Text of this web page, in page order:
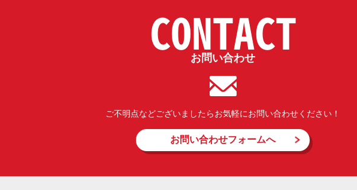
CONTACT
お問い合わせ
ご不明点などございましたらお気軽にお問い合わせください！
お問い合わせフォームへ